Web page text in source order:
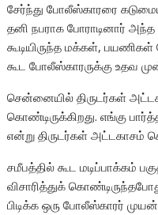
சேர்ந்து போலீஸ்காரரை
தனி நபராக போராடினார்
கூடியிருந்த மக்கள்,
கூட போலீஸ்காரருக்கு உதவ
சென்னையில் திருடர்கள்
கொண்டிருக்கிறது. எங்கு
என்று திருடர்கள் அட்டகாசம்
சமீபத்தில் கூட மடிப்பாக்கம்
விசாரித்துக்
பிடிக்க ஒரு போலீஸ்காரர்